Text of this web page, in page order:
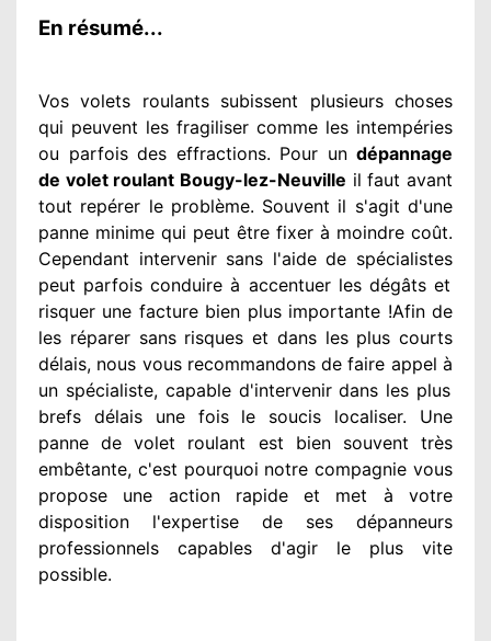
En résumé...
Vos volets roulants subissent plusieurschoses
qui peuvent les fragiliser comme les intempéries
ou parfois des effractions. Pour un dépannage
de volet roulant Bougy-lez-Neuville il faut avant
tout repérer le problème. Souvent il s'agit d'une
panne minime qui peut être fixer à moindre coût.
Cependant intervenirsans l'aide de spécialistes
peut parfois conduire à accentuerles dégâtset
risquer une facture bien plus importante !Afin de
les réparersans risques et dans les plus courts
délais, nous vous recommandonsde faire appel à
un spécialiste, capable d'intervenirdans les plus
brefs délais une fois le soucis localiser. Une
panne de volet roulant est bien souvent très
embêtante, c'est pourquoi notre compagnie vous
propose une actionrapide et met à votre
disposition l'expertise de ses dépanneurs
professionnels capables d'agir le plus vite
possible.